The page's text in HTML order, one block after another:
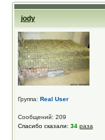
jody
Группа: Real User
Сообщений: 209
Спасибо сказали: 34 раза